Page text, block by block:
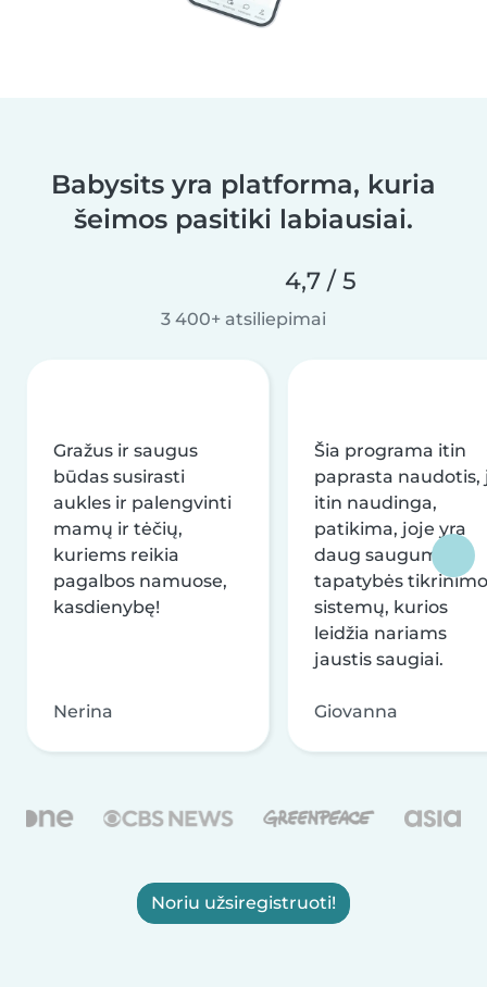
Babysits yra platforma, kuria
šeimos pasitiki labiausiai.
4,7 / 5
3 400+ atsiliepimai
Gražus ir saugus
būdas susirasti
aukles ir palengvinti
mamų ir tėčių,
kuriems reikia
pagalbos namuose,
kasdienybę!
Nerina
Šia programa itin
paprasta naudotis,
itin naudinga,
patikima, joje yra
daug saugumo ir
tapatybės tikrinimo
sistemų, kurios
leidžia nariams
jaustis saugiai.
Giovanna
Noriu užsiregistruoti!